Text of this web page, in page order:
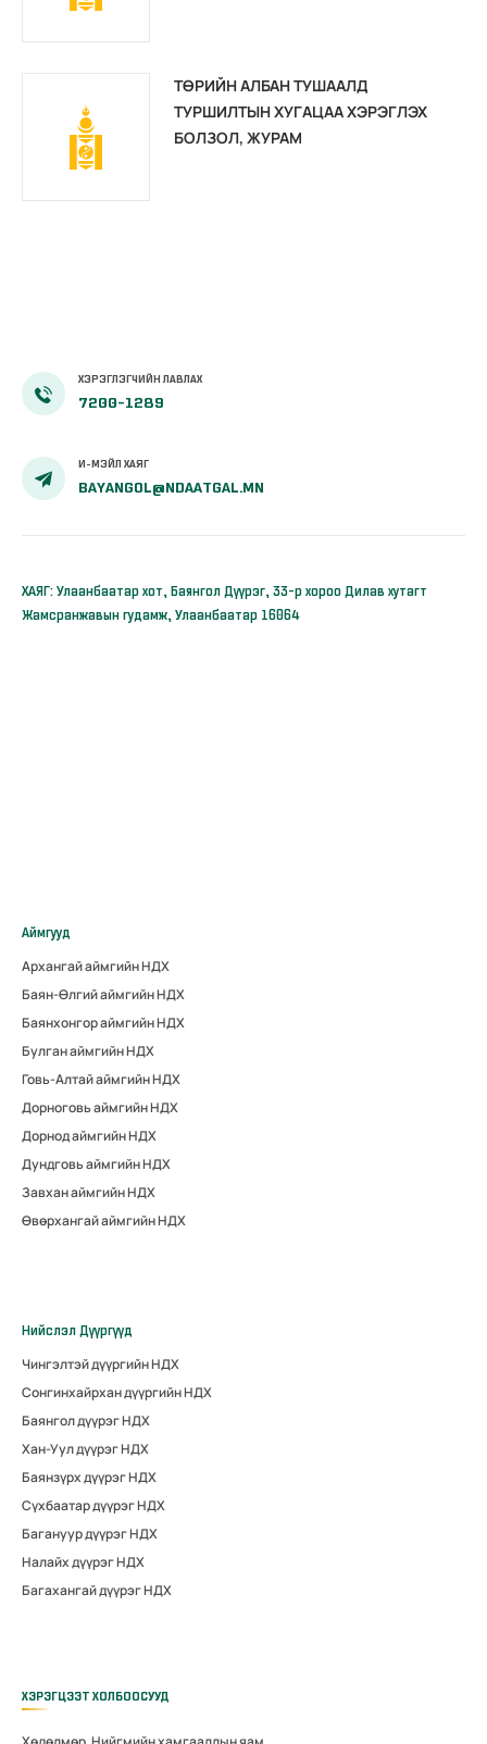
ТӨРИЙН АЛБАН ТУШААЛД
ТУРШИЛТЫН ХУГАЦАА ХЭРЭГЛЭХ
БОЛЗОЛ, ЖУРАМ
ХЭРЭГЛЭГЧИЙН ЛАВЛАХ
7200-1289
И-МЭЙЛ ХАЯГ
BAYANGOL@NDAATGAL.MN
ХАЯГ: Улаанбаатар хот, Баянгол Дүүрэг, 33-р хороо Дилав хутагт
Жамсранжавын гудамж, Улаанбаатар 16064
Аймгууд
Архангай аймгийн НДХ
Баян-Өлгий аймгийн НДХ
Баянхонгор аймгийн НДХ
Булган аймгийн НДХ
Говь-Алтай аймгийн НДХ
Дорноговь аймгийн НДХ
Дорнод аймгийн НДХ
Дундговь аймгийн НДХ
Завхан аймгийн НДХ
Өвөрхангай аймгийн НДХ
Нийслэл Дүүргүүд
Чингэлтэй дүүргийн НДХ
Сонгинхайрхан дүүргийн НДХ
Баянгол дүүрэг НДХ
Хан-Уул дүүрэг НДХ
Баянзүрх дүүрэг НДХ
Сүхбаатар дүүрэг НДХ
Багануур дүүрэг НДХ
Налайх дүүрэг НДХ
Багахангай дүүрэг НДХ
ХЭРЭГЦЭЭТ ХОЛБООСУУД